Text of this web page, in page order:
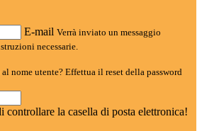
E-mail Verrà inviato un messaggio
necessarie.
nome utente? Effettua il reset della password
controllare la casella di posta elettronica!